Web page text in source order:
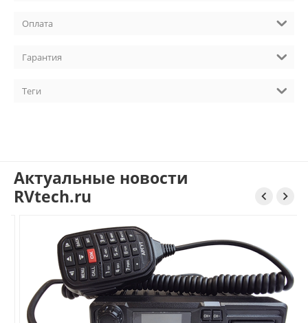
Оплата
Гарантия
Теги
Актуальные новости
RVtech.ru
 